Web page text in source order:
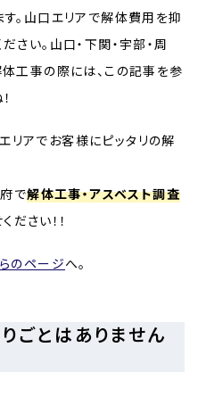
。山口エリアで解体費用を抑
さい。山口・下関・宇部・周
工事の際には、この記事を参
リアでお客様にピッタリの解
で解体工事・アスベスト調査
ださい！！
のページへ。
ごとはありません